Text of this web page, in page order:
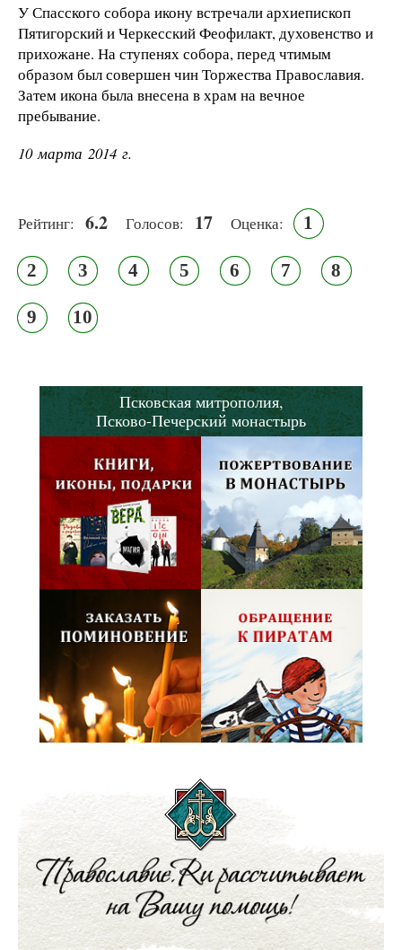
У Спасского собора икону встречали архиепископ
Пятигорский и Черкесский Феофилакт, духовенство и
прихожане. На ступенях собора, перед чтимым
образом был совершен чин Торжества Православия.
Затем икона была внесена в храм на вечное
пребывание.
10 марта 2014 г.
Рейтинг: 6.2 Голосов: 17 Оценка: 1
2 3 4 5 6 7 8
9 10
Псковская митрополия,
Псково-Печерский монастырь